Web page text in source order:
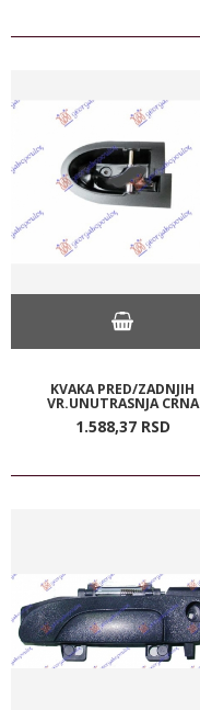
KVAKA PRED/ZADNJIH
VR.UNUTRASNJA CRNA
1.588,37 RSD